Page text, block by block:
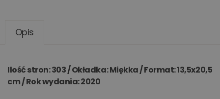
Opis
Ilość stron: 303 / Okładka: Miękka / Format: 13,5x20,5
cm / Rok wydania: 2020